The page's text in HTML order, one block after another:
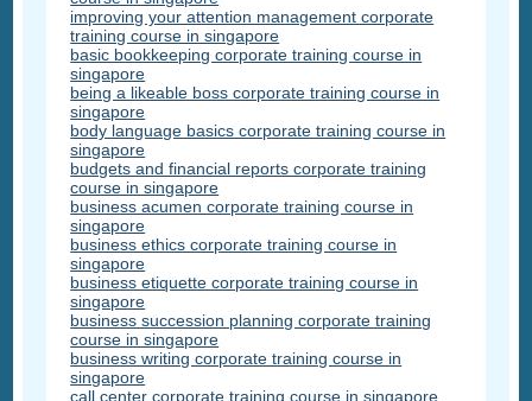
improving your attention management corporate
training course in singapore
basic bookkeeping corporate training course in
singapore
being a likeable boss corporate training course in
singapore
body language basics corporate training course in
singapore
budgets and financial reports corporate training
course in singapore
business acumen corporate training course in
singapore
business ethics corporate training course in
singapore
business etiquette corporate training course in
singapore
business succession planning corporate training
course in singapore
business writing corporate training course in
singapore
call center corporate training course in singapore